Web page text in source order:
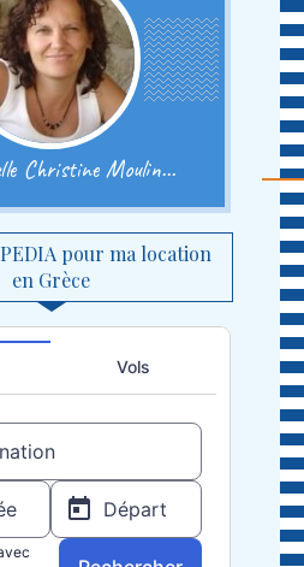
Christine Moulin...
pour ma location
en Grèce